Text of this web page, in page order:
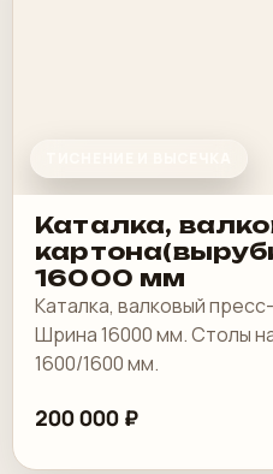
Каталка,
16000 мм
Каталка, валковый
Шрина 16000 мм. Столы
1600/1600 мм.
200 000 ₽